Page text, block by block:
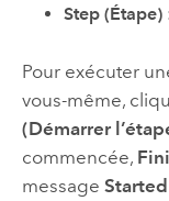
Step (Étape)
Pour exécuter
vous-même,
(Démarrer
commencée,
message